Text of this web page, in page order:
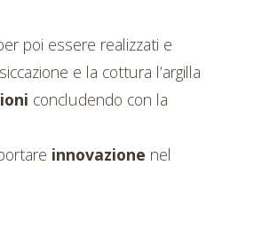
poi essere realizzati e
e la cottura l’argilla
concludendo con la
innovazione nel